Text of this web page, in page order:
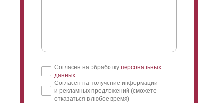
Согласен на обработку персональных
данных
Согласен на получение информации
и рекламных предложений (сможете
отказаться в любое время)